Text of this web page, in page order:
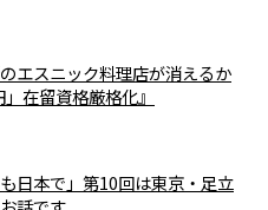
エスニック料理店が消えるか
在留資格厳格化』
日本で」第10回は東京・足立